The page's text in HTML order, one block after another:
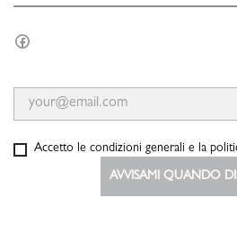
Accetto le condizioni generali e la
AVVISAMI QUANDO